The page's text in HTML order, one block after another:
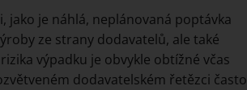
jako je náhlá, neplánovaná poptávka
ze strany dodavatelů, ale také
výpadku je obvykle obtížné včas
dodavatelském řetězci často